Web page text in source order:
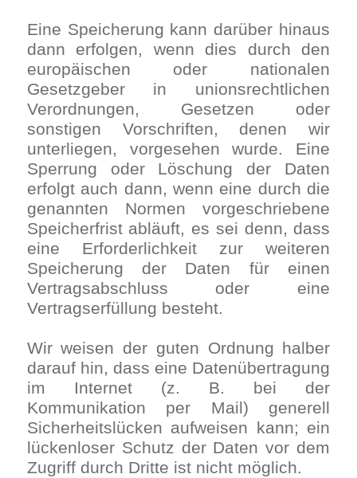
Eine Speicherung kann darüber hinaus
dann erfolgen, wenn dies durch den
europäischen oder nationalen
Gesetzgeber in unionsrechtlichen
Verordnungen, Gesetzen oder
sonstigen Vorschriften, denen wir
unterliegen, vorgesehen wurde. Eine
Sperrung oder Löschung der Daten
erfolgt auch dann, wenn eine durch die
genannten Normen vorgeschriebene
Speicherfrist abläuft, es sei denn, dass
eine Erforderlichkeit zur weiteren
Speicherung der Daten für einen
Vertragsabschluss oder eine
Vertragserfüllung besteht.
Wir weisen der guten Ordnung halber
darauf hin, dass eine Datenübertragung
im Internet (z. B. bei der
Kommunikation per Mail) generell
Sicherheitslücken aufweisen kann; ein
lückenloser Schutz der Daten vor dem
Zugriff durch Dritte ist nicht möglich.